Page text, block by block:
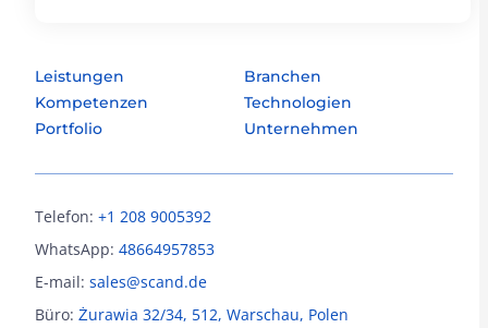
Leistungen
Branchen
Kompetenzen
Technologien
Portfolio
Unternehmen
Telefon: +1 208 9005392
WhatsApp: 48664957853
E-mail: sales@scand.de
Büro: Żurawia 32/34, 512, Warschau, Polen